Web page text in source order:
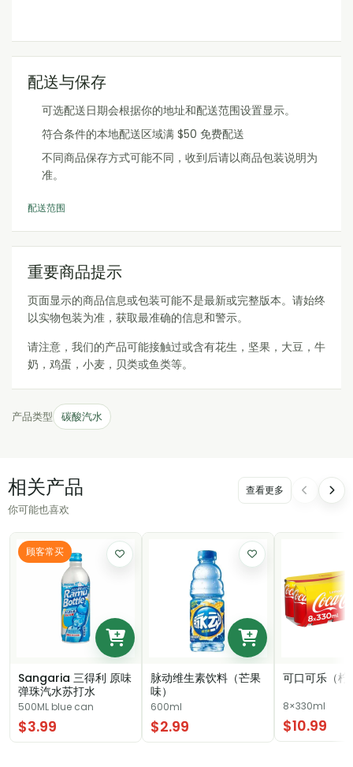
配送与保存
可选配送日期会根据你的地址和配送范围设置显示。
符合条件的本地配送区域满 $50 免费配送
不同商品保存方式可能不同，收到后请以商品包装说明为
准。
配送范围
重要商品提示
页面显示的商品信息或包装可能不是最新或完整版本。请始终
以实物包装为准，获取最准确的信息和警示。
请注意，我们的产品可能接触过或含有花生，坚果，大豆，牛
奶，鸡蛋，小麦，贝类或鱼类等。
产品类型 碳酸汽水
相关产品
你可能也喜欢
查看更多
顾客常买
Sangaria 三得利 原味
弹珠汽水苏打水
500ML blue can
$3.99
脉动维生素饮料（芒果
味）
600ml
$2.99
可口可乐（柠
8×330ml
$10.99